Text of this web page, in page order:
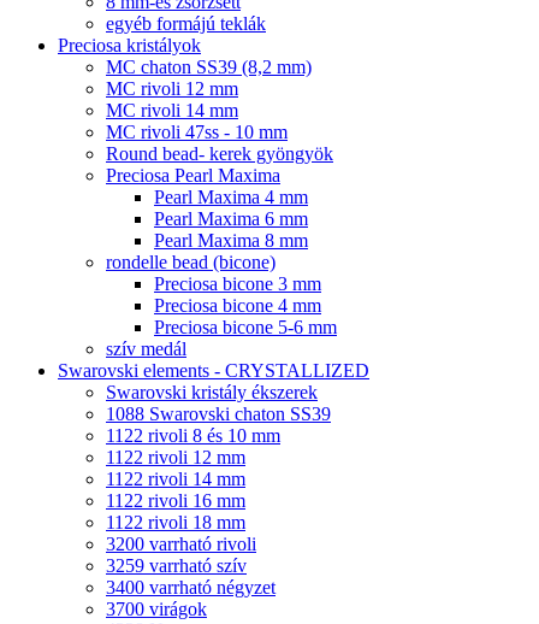
egyéb formájú teklák
Preciosa kristályok
MC chaton SS39 (8,2 mm)
MC rivoli 12 mm
MC rivoli 14 mm
MC rivoli 47ss - 10 mm
Round bead- kerek gyöngyök
Preciosa Pearl Maxima
Pearl Maxima 4 mm
Pearl Maxima 6 mm
Pearl Maxima 8 mm
rondelle bead (bicone)
Preciosa bicone 3 mm
Preciosa bicone 4 mm
Preciosa bicone 5-6 mm
szív medál
Swarovski elements - CRYSTALLIZED
Swarovski kristály ékszerek
1088 Swarovski chaton SS39
1122 rivoli 8 és 10 mm
1122 rivoli 12 mm
1122 rivoli 14 mm
1122 rivoli 16 mm
1122 rivoli 18 mm
3200 varrható rivoli
3259 varrható szív
3400 varrható négyzet
3700 virágok